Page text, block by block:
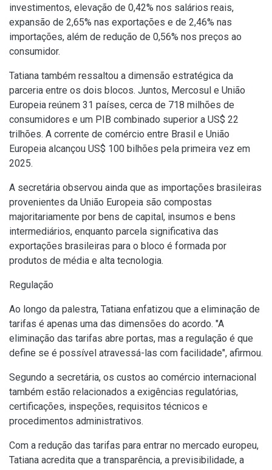
investimentos, elevação de 0,42% nos salários reais,
expansão de 2,65% nas exportações e de 2,46% nas
importações, além de redução de 0,56% nos preços ao
consumidor.
Tatiana também ressaltou a dimensão estratégica da
parceria entre os dois blocos. Juntos, Mercosul e União
Europeia reúnem 31 países, cerca de 718 milhões de
consumidores e um PIB combinado superior a US$ 22
trilhões. A corrente de comércio entre Brasil e União
Europeia alcançou US$ 100 bilhões pela primeira vez em
2025.
A secretária observou ainda que as importações brasileiras
provenientes da União Europeia são compostas
majoritariamente por bens de capital, insumos e bens
intermediários, enquanto parcela significativa das
exportações brasileiras para o bloco é formada por
produtos de média e alta tecnologia.
Regulação
Ao longo da palestra, Tatiana enfatizou que a eliminação de
tarifas é apenas uma das dimensões do acordo. "A
eliminação das tarifas abre portas, mas a regulação é que
define se é possível atravessá-las com facilidade", afirmou.
Segundo a secretária, os custos ao comércio internacional
também estão relacionados a exigências regulatórias,
certificações, inspeções, requisitos técnicos e
procedimentos administrativos.
Com a redução das tarifas para entrar no mercado europeu,
Tatiana acredita que a transparência, a previsibilidade, a